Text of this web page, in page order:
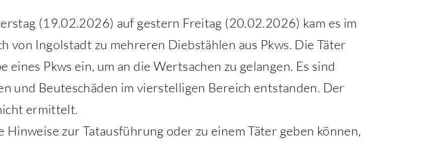
(19.02.2026) auf gestern Freitag (20.02.2026) kam es im
von Ingolstadt zu mehreren Diebstählen aus Pkws. Die Täter
eines Pkws ein, um an die Wertsachen zu gelangen. Es sind
und Beuteschäden im vierstelligen Bereich entstanden. Der
ermittelt.
Hinweise zur Tatausführung oder zu einem Täter geben können,